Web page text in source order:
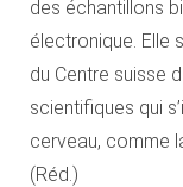
des échantillons
électronique. Elle
du Centre suisse
scientifiques qui
cerveau, comme
(Réd.)